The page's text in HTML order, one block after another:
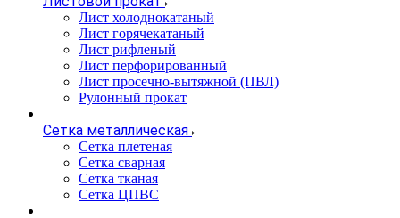
Лист холоднокатаный
Лист горячекатаный
Лист рифленый
Лист перфорированный
Лист просечно-вытяжной (ПВЛ)
Рулонный прокат
Сетка металлическая
Сетка плетеная
Сетка сварная
Сетка тканая
Сетка ЦПВС